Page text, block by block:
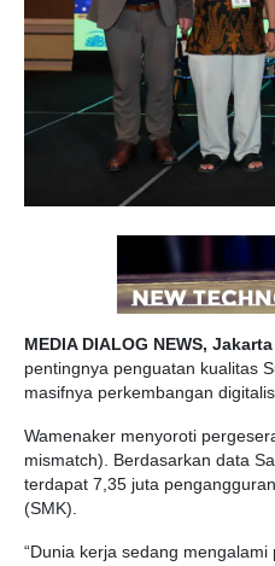
MEDIA DIALOG NEWS, Jakarta
pentingnya penguatan kualitas
masifnya perkembangan
Wamenaker menyoroti
mismatch). Berdasarkan data
terdapat 7,35 juta
(SMK).
“Dunia kerja sedang